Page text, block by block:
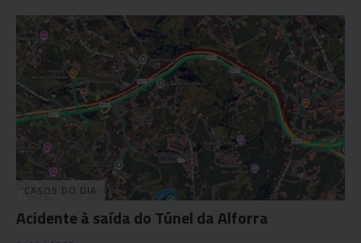
CASOS DO DIA
Acidente à saída do Túnel da Alforra